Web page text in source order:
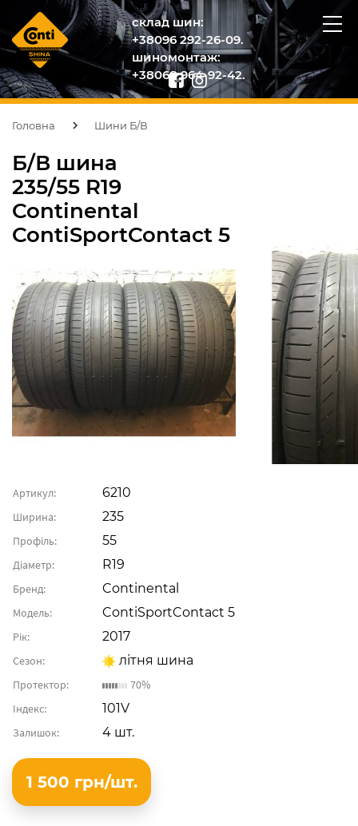
склад шин:
+38096 292-26-09.
шиномонтаж:
+38068 964-92-42.
Головна Шини Б/В
Б/В шина
235/55 R19
Continental
ContiSportContact 5
Артикул: 6210
Ширина: 235
Профіль: 55
Діаметр: R19
Бренд: Continental
Модель: ContiSportContact 5
Рік: 2017
Сезон: літня шина
Протектор:
70%
Індекс:
101V
Залишок: 4 шт.
1 500 грн/шт.